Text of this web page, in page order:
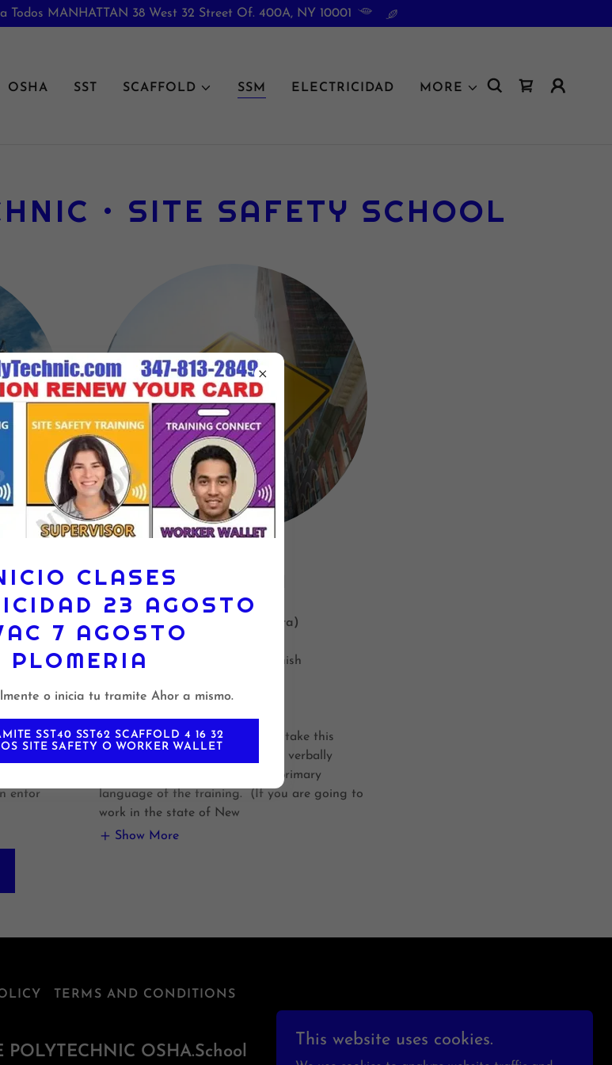
MANHATTAN 38 West 32 Street Of. 400A, NY 10001
OSHA SST SCAFFOLD SSM ELECTRICIDAD MORE
• SITE SAFETY SCHOOL
a
en
entor
ACTUALIZACION SSM
PRECIO: $250.00 (incluye tarjeta)
CODIGO CURSO
LANGUAGES:
English and Spanish
CEU otorgados al finalizar: 0.8
Prerequisites
No prerequisites are required to take this
course. Students must be able to verbally
communicate with instructor in primary
language of the training. (If you are going to
work in the state of New
Show More
TERMS AND CONDITIONS
POLYTECHNIC OSHA.School
This website uses cookies.
CLASES
23 AGOSTO
7 AGOSTO
PLOMERIA
o inicia tu tramite Ahor a mismo.
SST40 SST62 SCAFFOLD 4 16 32
SITE SAFETY O WORKER WALLET